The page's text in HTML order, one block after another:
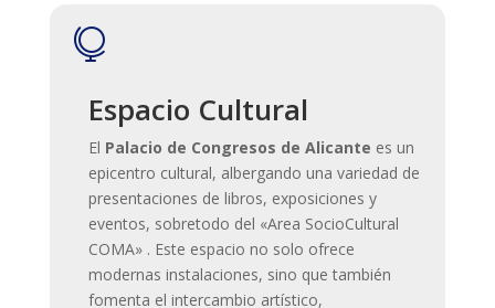

Espacio Cultural
El Palacio de Congresos de Alicante es un
epicentro cultural, albergando una variedad de
presentaciones de libros, exposiciones y
eventos, sobretodo del «Area SocioCultural
COMA» . Este espacio no solo ofrece
modernas instalaciones, sino que también
fomenta el intercambio artístico,